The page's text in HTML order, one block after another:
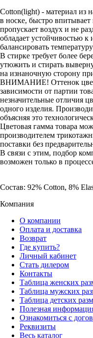
Cotton(light) - материал из
в носке, быстро впитывает
пропускает воздух и не
обладает устойчивостью
балансировать
В стирке требует более
утюжить и стирать
на изнаночную сторону
ВНИМАНИЕ! Оттенок
зависимости от партии
незначительные отличия
одного изделия.
объясняя это
Цветовая гамма товара
производителем
поставки без
В связи с этим, подбор
возможен только в
Состав: 92% Cotton, 8%
Компания
О компании
Оплата и доставка
Возврат
Где купить?
Личный кабинет
Стать дилером
Контакты
Таблица женских
Таблица мужских
Таблица детских
Полезная
Ознакомиться с
Реквизиты
Весь каталог